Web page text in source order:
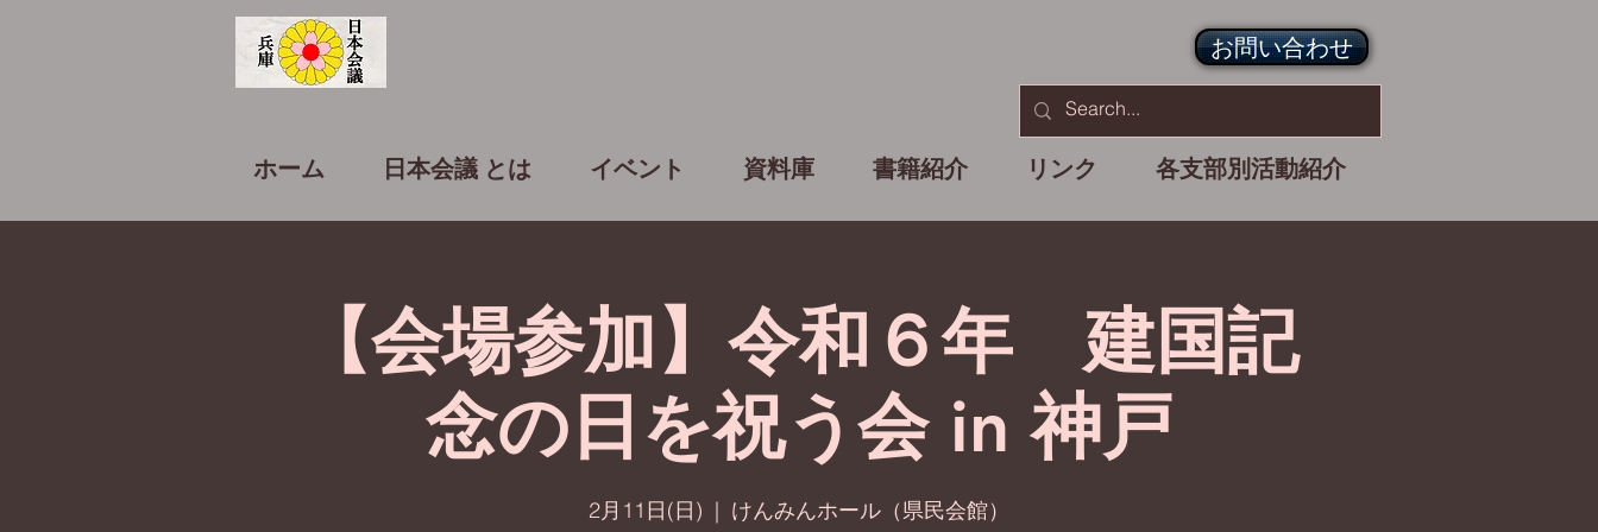
ホーム 日本会議 とは イベント 資料庫 書籍紹介 リンク 各支部別活動紹介
お問い合わせ
【会場参加】令和６年 建国記
念の日を祝う会 in 神戸
2月11日(日)
  |
けんみんホール（県民会館）